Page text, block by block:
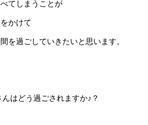
てしまうことが
かけて
を過ごしていきたいと思います。
はどう過ごされますか♪？